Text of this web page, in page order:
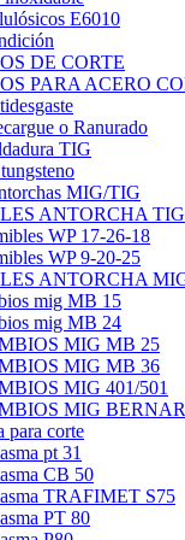
E6010
DE CORTE
PARA ACERO
o Ranurado
TIG
MIG/TIG
ANTORCHA TIG
WP 17-26-18
WP 9-20-25
ANTORCHA
mig MB 15
mig MB 24
MIG MB 25
MIG MB 36
MIG 401/501
MIG
para corte
pt 31
CB 50
TRAFIMET S75
PT 80